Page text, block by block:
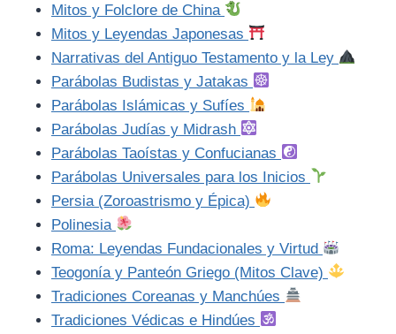
Mitos y Folclore de China
Mitos y Leyendas Japonesas
Narrativas del Antiguo Testamento y la Ley
Parábolas Budistas y Jatakas
Parábolas Islámicas y Sufíes
Parábolas Judías y Midrash
Parábolas Taoístas y Confucianas
Parábolas Universales para los Inicios
Persia (Zoroastrismo y Épica)
Polinesia
Roma: Leyendas Fundacionales y Virtud
Teogonía y Panteón Griego (Mitos Clave)
Tradiciones Coreanas y Manchúes
Tradiciones Védicas e Hindúes